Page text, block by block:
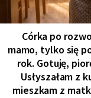
Córka po
mamo, tylko się
rok. Gotuję,
Usłyszałam z
mieszkam z